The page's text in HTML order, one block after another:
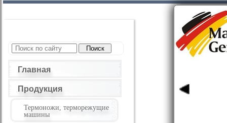
Главная
Продукция
Термоножи, терморежущие
машины